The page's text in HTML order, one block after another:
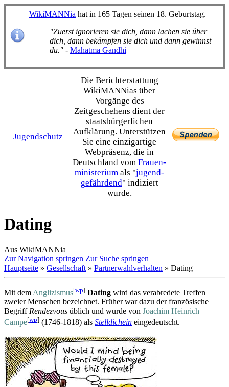
WikiMANNia hat in 165 Tagen seinen 18. Geburtstag.
"Zuerst ignorieren sie dich, dann lachen sie über
dich, dann bekämpfen sie dich und dann gewinnst
du." - Mahatma Gandhi
Jugendschutz
Die Bericht­erstattung
WikiMANNias über
Vorgänge des
Zeitgeschehens dient der
staats­bürgerlichen
Aufklärung. Unterstützen
Sie eine einzig­artige
Webpräsenz, die in
Deutschland vom Frauen­
ministerium als "jugend­
gefährdend" indiziert
wurde.
Dating
Aus WikiMANNia
Zur Navigation springen Zur Suche springen
Hauptseite » Gesellschaft » Partnerwahlverhalten » Dating
Mit dem Anglizismus[wp] Dating wird das verabredete Treffen
zweier Menschen bezeichnet. Früher war dazu der französische
Begriff Rendezvous üblich und wurde von Joachim Heinrich
Campe[wp] (1746-1818) als Stelldichein eingedeutscht.